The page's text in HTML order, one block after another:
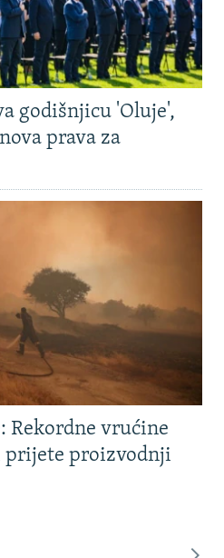
godišnjicu 'Oluje',
prava za
Rekordne vrućine
prijete proizvodnji